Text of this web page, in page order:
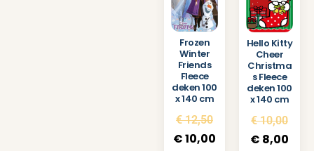
Frozen
Winter
Friends
Fleece
deken 100
x 140 cm
€12,50
€10,00
Hello Kitty
Cheer
Christma
s Fleece
deken 100
x 140 cm
€10,00
€ 8,00